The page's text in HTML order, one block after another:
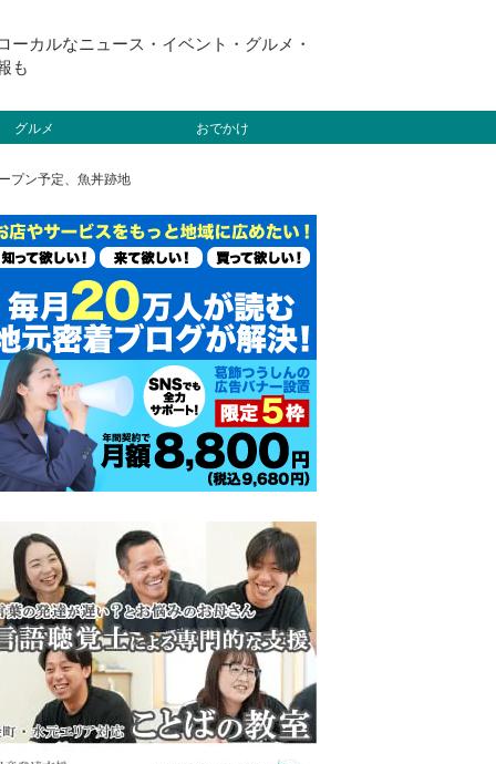
カルなニュース・イベント・グルメ・
も
グルメ おでかけ
プン予定、魚丼跡地